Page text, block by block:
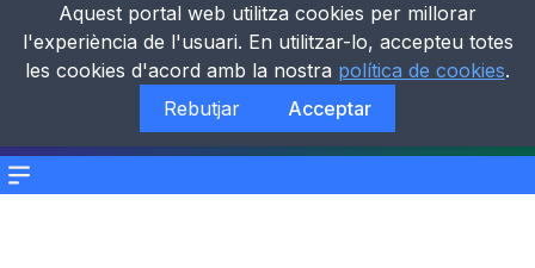
Menu
Aquest portal web utilitza cookies per millorar
l'experiència de l'usuari. En utilitzar-lo, accepteu totes
les cookies d'acord amb la nostra política de cookies.
Rebutjar
Acceptar